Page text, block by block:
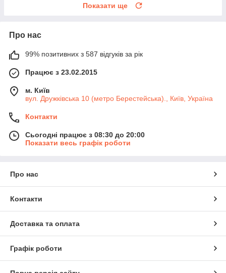
Показати ще
Про нас
99% позитивних з 587 відгуків за рік
Працює з 23.02.2015
м. Київ
вул. Дружківська 10 (метро Берестейська)., Київ, Україна
Контакти
Сьогодні працює з 08:30 до 20:00
Показати весь графік роботи
Про нас
Контакти
Доставка та оплата
Графік роботи